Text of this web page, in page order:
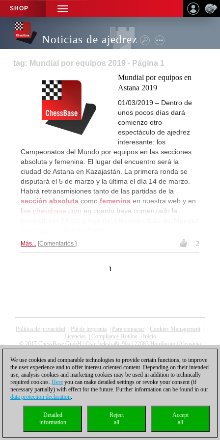
SHOP
TOGGLE
NAVIGATION
Noticias de ajedrez
tag: Mundial por equipos 2019 - Página 1
Mundial por equipos en
Astana 2019
01/03/2019 – Dentro de
unos pocos días dará
comienzo otro
espectáculo de ajedrez
interesante: los
Campeonatos del Mundo por equipos en las secciones
absoluta y femenina. El lugar del encuentro será la
ciudad de Astana en Kazajastán. La primera ronda se
disputará el 5 de marzo y la última el día 14 de marzo.
Habrá retransmisiones tanto de las partidas de la
sección absoluta como femenina en nuestra web y en
live.chessbase.com en cuanto haya comenzado la
Más... Comentarios 2
1
Política de privacidad Pie de imprenta Para contactar Cookies Management
Licencias
Compliance Hotline|
Inicio
© 2017 ChessBase GmbH | Osterbekstraße 90a | 22083 Hamburgo | Alemania
coldest news
We use cookies and comparable technologies to provide certain functions, to improve
the user experience and to offer interest-oriented content. Depending on their intended
use, analysis cookies and marketing cookies may be used in addition to technically
required cookies. Here you can make detailed settings or revoke your consent (if
necessary partially) with effect for the future. Further information can be found in our
data protection declaration.
Accept
all
Reject
all
Detailed
information